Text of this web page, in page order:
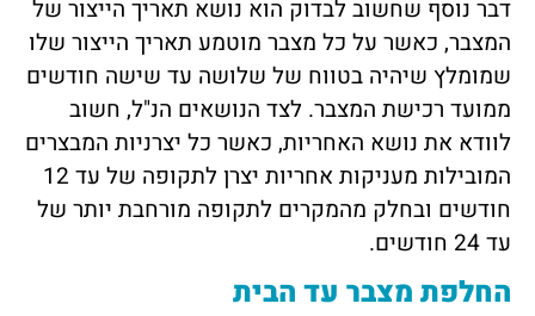
דבר נוסף שחשוב לבדוק הוא נושא תאריך הייצור של
המצבר, כאשר על כל מצבר מוטמע תאריך הייצור שלו
שמומלץ שיהיה בטווח של שלושה עד שישה חודשים
ממועד רכישת המצבר. לצד הנושאים הנ"ל, חשוב
לוודא את נושא האחריות, כאשר כל יצרניות המבצרים
המובילות מעניקות אחריות יצרן לתקופה של עד 12
חודשים ובחלק מהמקרים לתקופה מורחבת יותר של
עד 24 חודשים.
החלפת מצבר עד הבית